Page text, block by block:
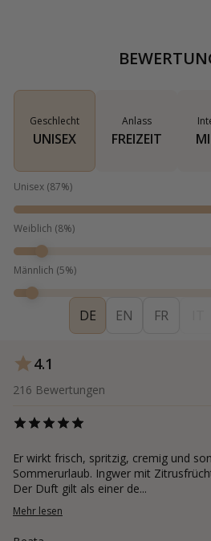
Geschlecht
UNISEX
Anlass
FREIZEIT
Unisex (87%)
Weiblich (8%)
Männlich (5%)
DE EN FR
4.1
216 Bewertungen
Er wirkt frisch, spritzig, cremig und
Sommerurlaub. Ingwer mit
Der Duft gilt als einer de...
Mehr lesen